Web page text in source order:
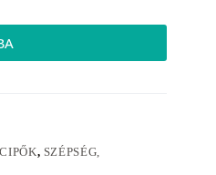
, SZÉPSÉG,